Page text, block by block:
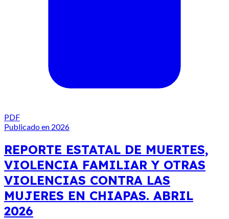
PDF
Publicado en 2026
REPORTE ESTATAL DE MUERTES,
VIOLENCIA FAMILIAR Y OTRAS
VIOLENCIAS CONTRA LAS
MUJERES EN CHIAPAS. ABRIL
2026